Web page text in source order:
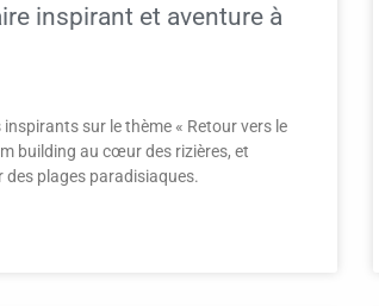
inspirant et aventure à
inspirants sur le thème « Retour vers le
building au cœur des rizières, et
des plages paradisiaques.